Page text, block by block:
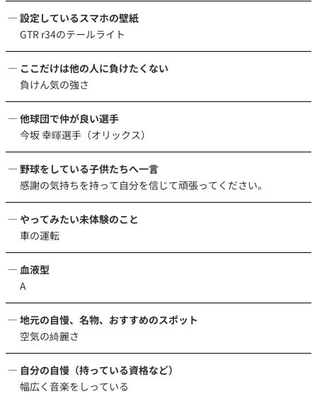
設定しているスマホの壁紙
GTR r34のテールライト
ここだけは他の人に負けたくない
負けん気の強さ
他球団で仲が良い選手
今坂 幸暉選手（オリックス）
野球をしている子供たちへ一言
感謝の気持ちを持って自分を信じて頑張ってください。
やってみたい未体験のこと
車の運転
血液型
A
地元の自慢、名物、おすすめのスポット
空気の綺麗さ
自分の自慢（持っている資格など）
幅広く音楽をしっている